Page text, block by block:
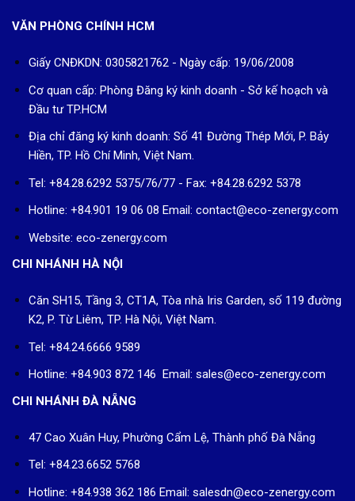
VĂN PHÒNG CHÍNH HCM
Giấy CNĐKDN: 0305821762 - Ngày cấp: 19/06/2008
Cơ quan cấp: Phòng Đăng ký kinh doanh - Sở kế hoạch và
Đầu tư TP.HCM
Địa chỉ đăng ký kinh doanh: Số 41 Đường Thép Mới, P. Bảy
Hiền, TP. Hồ Chí Minh, Việt Nam.
Tel: +84.28.6292 5375/76/77 - Fax: +84.28.6292 5378
Hotline: +84.901 19 06 08 Email: contact@eco-zenergy.com
Website: eco-zenergy.com
CHI NHÁNH HÀ NỘI
Căn SH15, Tầng 3, CT1A, Tòa nhà Iris Garden, số 119 đường
K2, P. Từ Liêm, TP. Hà Nội, Việt Nam.
Tel: +84.24.6666 9589
Hotline: +84.903 872 146 Email: sales@eco-zenergy.com
CHI NHÁNH ĐÀ NẴNG
47 Cao Xuân Huy, Phường Cẩm Lệ, Thành phố Đà Nẵng
Tel: +84.23.6652 5768
Hotline: +84.938 362 186 Email: salesdn@eco-zenergy.com